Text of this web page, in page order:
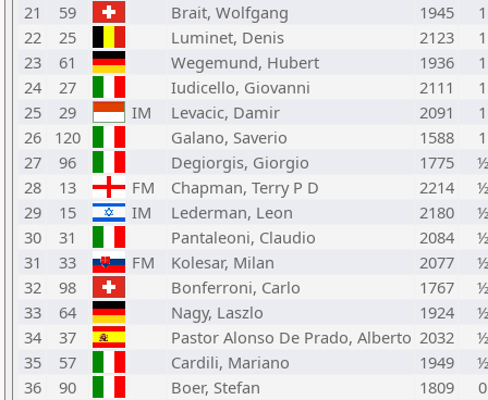
21
59 Brait, Wolfgang 1945
1
22
25 Luminet, Denis 2123
1
23
61 Wegemund, Hubert 1936
1
24
27 Iudicello, Giovanni 2111
1
25
29 IM Levacic, Damir 2091
1
26
120 Galano, Saverio 1588
1
27
96 Degiorgis, Giorgio 1775
½
28
13 FM Chapman, Terry P D 2214
½
29
15 IM Lederman, Leon 2180
½
30
31 Pantaleoni, Claudio 2084
½
31
33 FM Kolesar, Milan 2077
½
32
98 Bonferroni, Carlo 1767
½
33
64 Nagy, Laszlo 1924
½
34
37 Pastor Alonso De Prado, Alberto 2032
½
35
57 Cardili, Mariano 1949
½
36
90 Boer, Stefan 1809
0